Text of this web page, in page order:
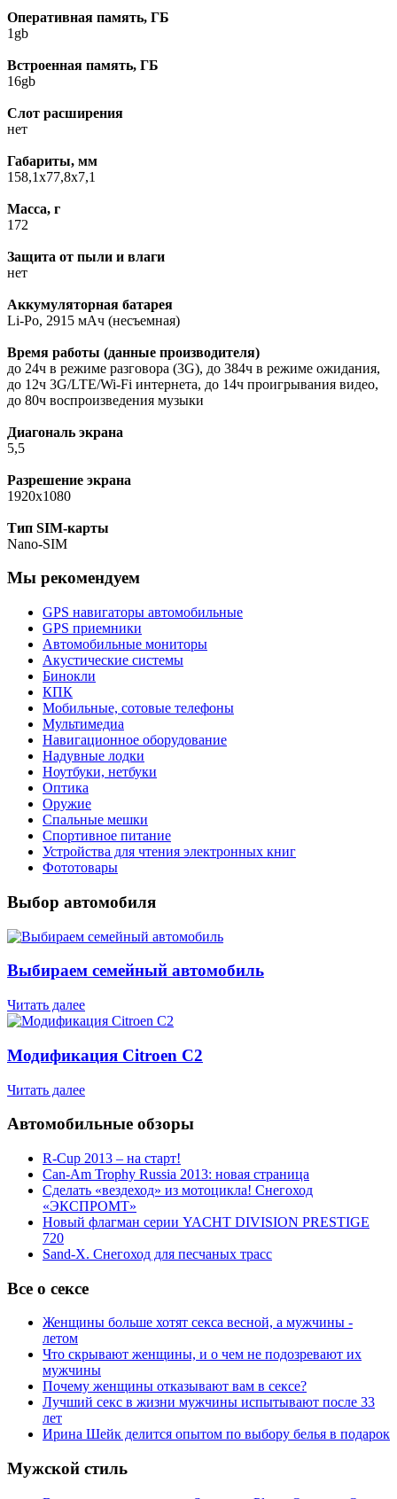
Оперативная память, ГБ
1gb
Встроенная память, ГБ
16gb
Слот расширения
нет
Габариты, мм
158,1x77,8x7,1
Масса, г
172
Защита от пыли и влаги
нет
Аккумуляторная батарея
Li-Po, 2915 мАч (несъемная)
Время работы (данные производителя)
до 24ч в режиме разговора (3G), до 384ч в режиме ожидания,
до 12ч 3G/LTE/Wi-Fi интернета, до 14ч проигрывания видео,
до 80ч воспроизведения музыки
Диагональ экрана
5,5
Разрешение экрана
1920x1080
Тип SIM-карты
Nano-SIM
Мы рекомендуем
GPS навигаторы автомобильные
GPS приемники
Автомобильные мониторы
Акустические системы
Бинокли
КПК
Мобильные, сотовые телефоны
Мультимедиа
Навигационное оборудование
Надувные лодки
Ноутбуки, нетбуки
Оптика
Оружие
Спальные мешки
Спортивное питание
Устройства для чтения электронных книг
Фототовары
Выбор автомобиля
Выбираем семейный автомобиль
Читать далее
Модификация Citroen С2
Читать далее
Автомобильные обзоры
R-Cup 2013 – на старт!
Can-Am Trophy Russia 2013: новая страница
Сделать «вездеход» из мотоцикла! Снегоход
«ЭКСПРОМТ»
Новый флагман серии YACHT DIVISION PRESTIGE
720
Sand-X. Снегоход для песчаных трасс
Все о сексе
Женщины больше хотят секса весной, а мужчины -
летом
Что скрывают женщины, и о чем не подозревают их
мужчины
Почему женщины отказывают вам в сексе?
Лучший секс в жизни мужчины испытывают после 33
лет
Ирина Шейк делится опытом по выбору белья в подарок
Мужской стиль